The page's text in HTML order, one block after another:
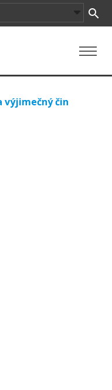
výjimečný čin